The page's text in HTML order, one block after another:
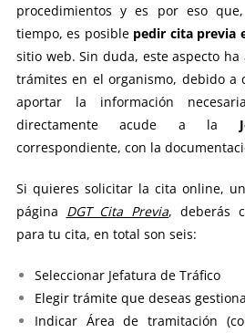
procedimientos y es por eso
tiempo, es posible pedir cita previa
sitio web. Sin duda, este aspecto
trámites en el organismo, debido a
aportar la información
directamente acude a la
correspondiente, con la
Si quieres solicitar la cita online,
página DGT Cita Previa, deberás
para tu cita, en total son seis:
Seleccionar Jefatura de Tráfico
Elegir trámite que deseas
Indicar Área de tramitación